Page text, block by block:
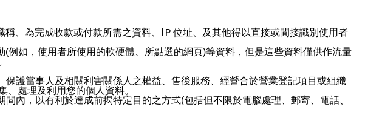
、為完成收款或付款所需之資料、IＰ位址、及其他得以直接或間接識別使用者
如，使用者所使用的軟硬體、所點選的網頁)等資料，但是這些資料僅供作流量
護當事人及相關利害關係人之權益、售後服務、經營合於營業登記項目或組織
處理及利用您的個人資料。
內，以有利於達成前揭特定目的之方式(包括但不限於電腦處理、郵寄、電話、